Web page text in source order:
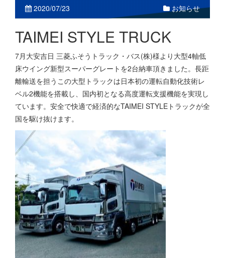
2020/07/23 お知らせ
TAIMEI STYLE TRUCK
7月大安吉日 三菱ふそうトラック・バス(株)様より大型4軸低
床ウイング新型スーパーグレートを2台納車頂きました。長距
離輸送を担うこの大型トラックは日本初の運転自動化技術レ
ベル2機能を搭載し、国内初となる高度運転支援機能を実現し
ています。安全で快適で経済的なTAIMEI STYLEトラックが全
国を駆け抜けます。